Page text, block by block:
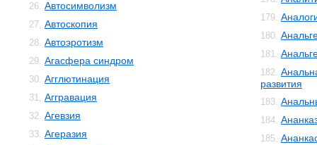
26. Автосимволизм
27. Автоскопия
28. Автоэротизм
29. Агасфера синдром
30. Агглютинация
31. Аггравация
32. Агевзия
33. Агеразия
179.
180.
181.
182.
развития
183.
184.
185.